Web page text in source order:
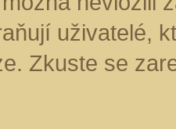
uživatelé,
Zkuste se